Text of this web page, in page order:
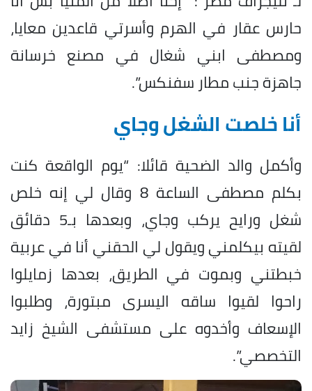
حارس عقار في الهرم وأسرتي قاعدين معايا،
ومصطفى ابني شغال في مصنع خرسانة
جاهزة جنب مطار سفنكس”.
أنا خلصت الشغل وجاي
وأكمل والد الضحية قائلا: “يوم الواقعة كنت
بكلم مصطفى الساعة 8 وقال لي إنه خلص
شغل ورايح يركب وجاي، وبعدها بـ5 دقائق
لقيته بيكلمني ويقول لي الحقني أنا في عربية
خبطتني وبموت في الطريق، بعدها زمايلوا
راحوا لقيوا ساقه اليسرى مبتورة، وطلبوا
الإسعاف وأخدوه على مستشفى الشيخ زايد
التخصصي”.